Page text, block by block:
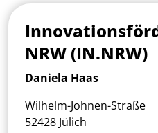
NRW (IN.NRW)
Daniela Haas
Wilhelm-Johnen-Straße
52428 Jülich